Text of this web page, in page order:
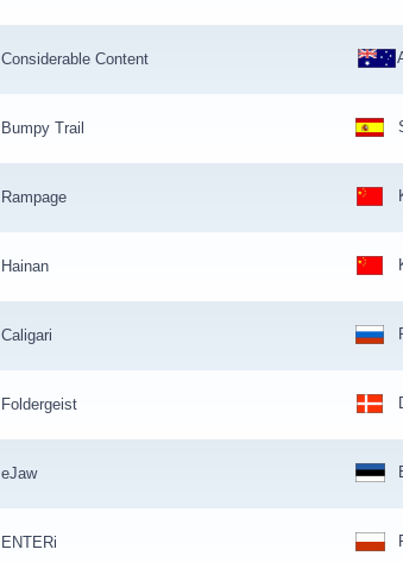
Considerable Content
Bumpy Trail
Rampage
Hainan
Caligari
Foldergeist
eJaw
ENTERi